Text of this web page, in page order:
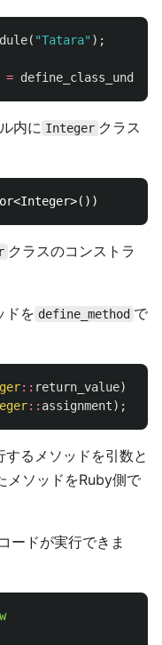
( "Tatara" );
= define_class_under
内に Integer クラス
クラスのコンストラ
ドを define_method で
:: return_value)
:: assignment);
るメソッドを引数と
メソッドをRuby側で
ードが実行できま